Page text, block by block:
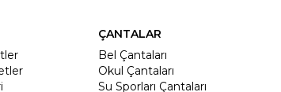
ÇANTALAR
Bel Çantaları
Okul Çantaları
Su Sporları Çantaları